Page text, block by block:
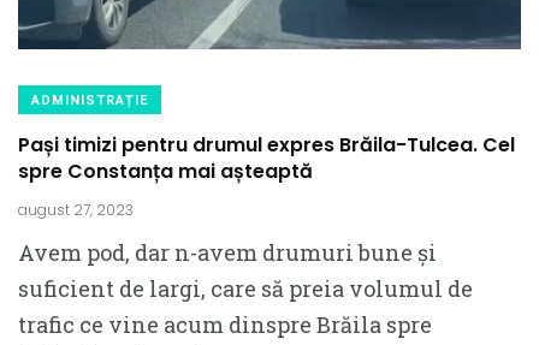
ADMINISTRAȚIE
Pași timizi pentru drumul expres Brăila-Tulcea. Cel
spre Constanța mai așteaptă
august 27, 2023
Avem pod, dar n-avem drumuri bune și
suficient de largi, care să preia volumul de
trafic ce vine acum dinspre Brăila spre